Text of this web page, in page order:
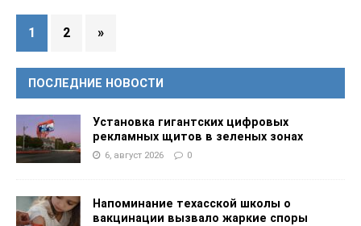
1 2 »
ПОСЛЕДНИЕ НОВОСТИ
Установка гигантских цифровых
рекламных щитов в зеленых зонах
6, август 2026 0
Напоминание техасской школы о
вакцинации вызвало жаркие споры